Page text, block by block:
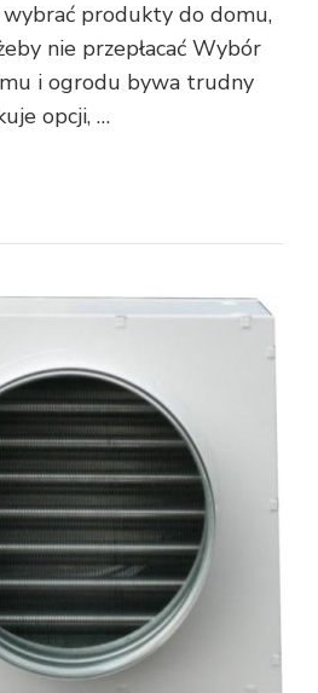
produkty do domu,
nie przepłacać Wybór
i ogrodu bywa trudny
opcji, …